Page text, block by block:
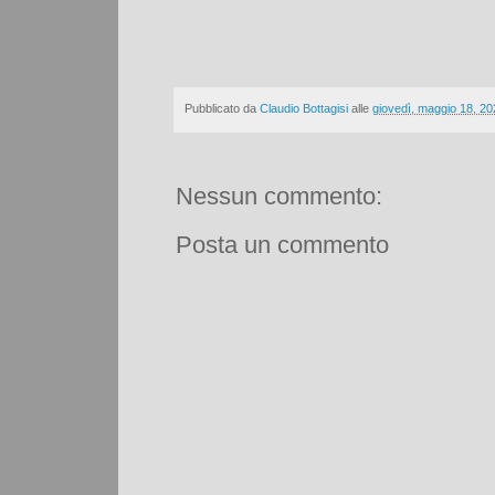
Pubblicato da Claudio Bottagisi alle giovedì, maggio 18,
Nessun commento:
Posta un commento